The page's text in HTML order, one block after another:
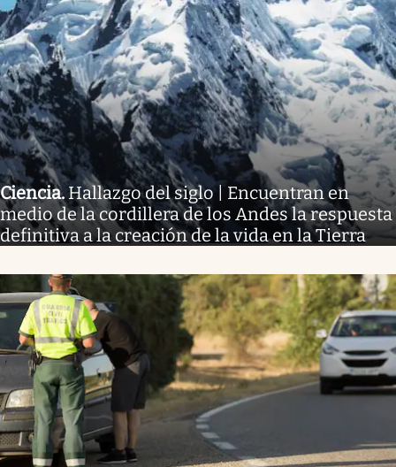
Ciencia. Hallazgo del siglo | Encuentran en
medio de la cordillera de los Andes la respuesta
definitiva a la creación de la vida en la Tierra